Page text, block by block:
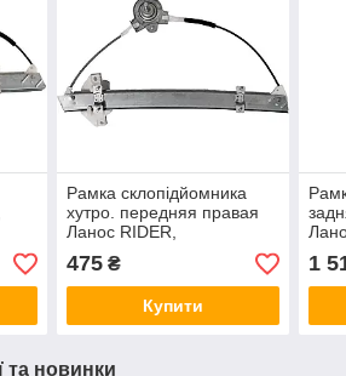
Рамка склопідйомника
хутро. передняя правая
Ланос RIDER,
RD.96304040
475₴
Купити
1
та новинки